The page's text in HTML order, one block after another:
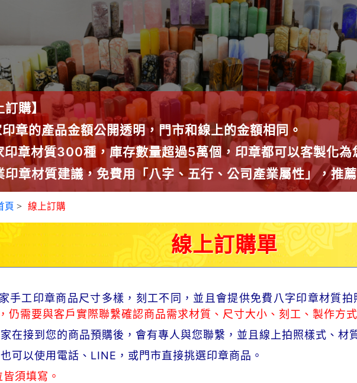
訂購】
章的產品金額公開透明，門市和線上的金額相同。
印章材質300種，庫存數量超過5萬個，印章都可以客製化為
印章材質建議，免費用「八字、五行、公司產業屬性」，推
頁 > 線上訂購
線上訂購單
手工印章商品尺寸多樣，刻工不同，並且會提供免費八字印章材質拍
仍需要與客戶實際聯繫確認商品需求材質、尺寸大小、刻工、製作方
在接到您的商品預購後，會有專人與您聯繫，並且線上拍照樣式、材
可以使用電話、LINE，或門市直接挑選印章商品。
須填寫。